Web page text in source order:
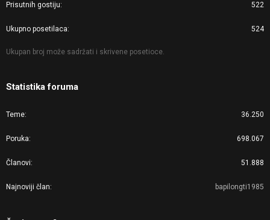
Prisutnih gostiju 522
Ukupno posetilaca 524
Ukupan broj može sadržati i skrivene posetioce.
Statistika foruma
Teme 36.250
Poruka 698.067
Članovi 51.888
Najnoviji član bapilongti1985